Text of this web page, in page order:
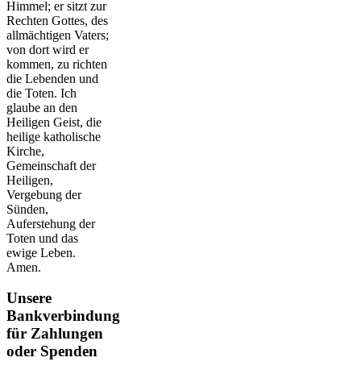
Himmel; er sitzt zur
Rechten Gottes, des
allmächtigen Vaters;
von dort wird er
kommen, zu richten
die Lebenden und
die Toten. Ich
glaube an den
Heiligen Geist, die
heilige katholische
Kirche,
Gemeinschaft der
Heiligen,
Vergebung der
Sünden,
Auferstehung der
Toten und das
ewige Leben.
Amen.
Unsere
Bankverbindung
für Zahlungen
oder Spenden